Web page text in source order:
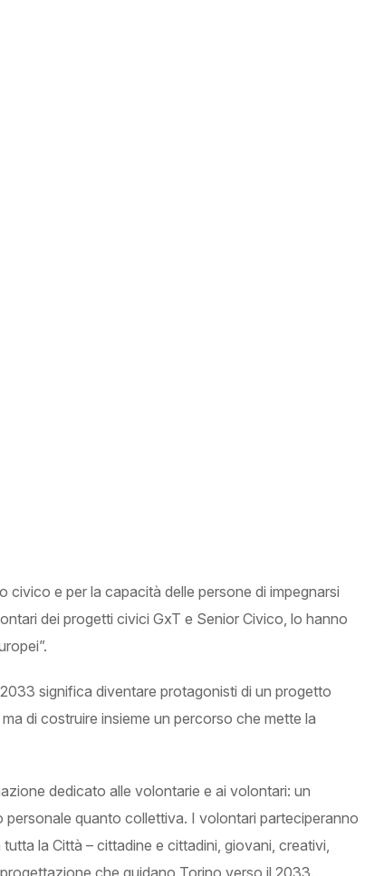
e per la capacità delle persone di impegnarsi
dei progetti civici GxT e Senior Civico, lo hanno
significa diventare protagonisti di un progetto
di costruire insieme un percorso che mette la
dedicato alle volontarie e ai volontari: un
quanto collettiva. I volontari parteciperanno
la Città – cittadine e cittadini, giovani, creativi,
che guidano Torino verso il 2033.